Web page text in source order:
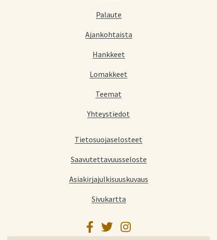
Palaute
Ajankohtaista
Hankkeet
Lomakkeet
Teemat
Yhteystiedot
Tietosuojaselosteet
Saavutettavuusseloste
Asiakirjajulkisuuskuvaus
Sivukartta
Facebook
TwitterInstagram